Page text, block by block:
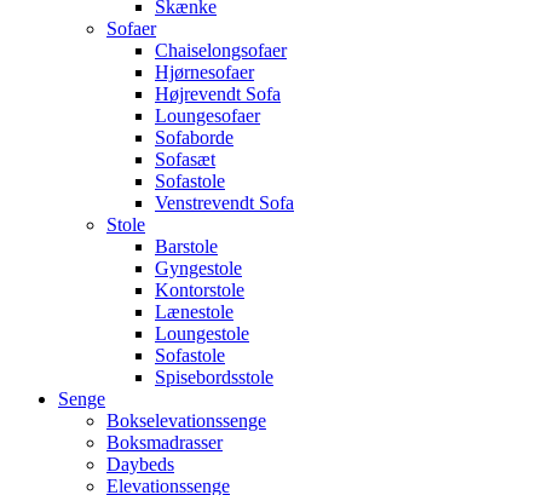
Skænke
Sofaer
Chaiselongsofaer
Hjørnesofaer
Højrevendt Sofa
Loungesofaer
Sofaborde
Sofasæt
Sofastole
Venstrevendt Sofa
Stole
Barstole
Gyngestole
Kontorstole
Lænestole
Loungestole
Sofastole
Spisebordsstole
Senge
Bokselevationssenge
Boksmadrasser
Daybeds
Elevationssenge